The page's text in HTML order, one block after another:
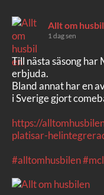
Allt om
1 dag sen
Till nästa säsong har
erbjuda.
Bland annat har en
i Sverige gjort
https://
platisar-
#alltomhusbilen